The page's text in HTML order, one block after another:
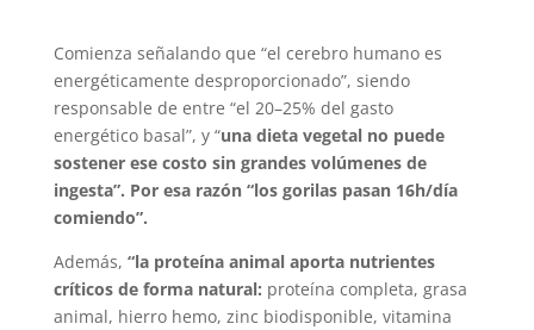
Comienza señalando que “el cerebro humano es
energéticamente desproporcionado”, siendo
responsable de entre “el 20–25% del gasto
energético basal”, y “una dieta vegetal no puede
sostener ese costo sin grandes volúmenes de
ingesta”. Por esa razón “los gorilas pasan 16h/día
comiendo”.
Además, “la proteína animal aporta nutrientes
críticos de forma natural: proteína completa, grasa
animal, hierro hemo, zinc biodisponible, vitamina